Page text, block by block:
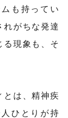
も持ってい
れがちな発達
る現象も、そ
とは、精神疾
ひとりが持